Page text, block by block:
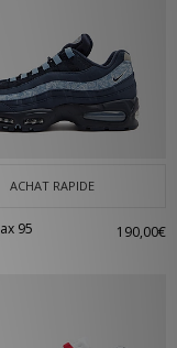
ACHAT RAPIDE
95 190,00€